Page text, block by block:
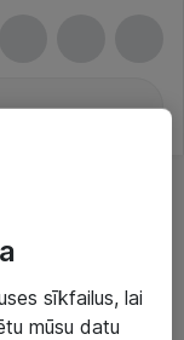
sīkfailus, lai
mūsu datu